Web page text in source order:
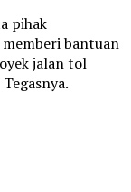
pihak
bantuan
jalan tol